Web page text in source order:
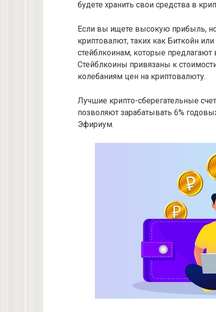
будете хранить свои средства в
Если вы ищете высокую прибыль,
криптовалют, таких как Биткойн
стейблкоинам, которые
Стейблкоины привязаны к
колебаниям цен на криптовалюту.
Лучшие крипто-сберегательные
позволяют зарабатывать 6%
Эфириум.